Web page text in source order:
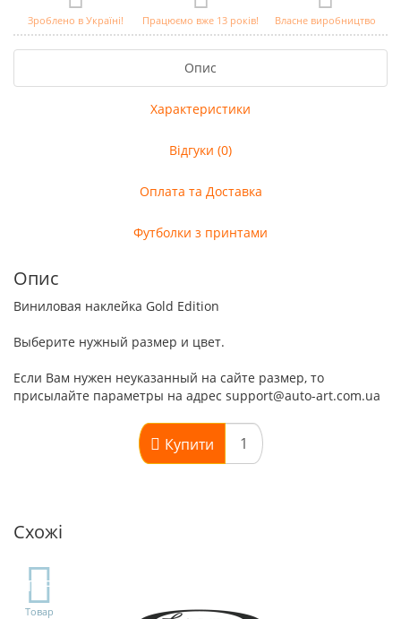
Зроблено в Україні! Працюємо вже 13 років! Власне виробництво
Опис
Характеристики
Відгуки (0)
Оплата та Доставка
Футболки з принтами
Опис
Виниловая наклейка Gold Edition
Выберите нужный размер и цвет.
Если Вам нужен неуказанный на сайте размер, то
присылайте параметры на адрес support@auto-art.com.ua
Купити
Схожі
TOP
Товар